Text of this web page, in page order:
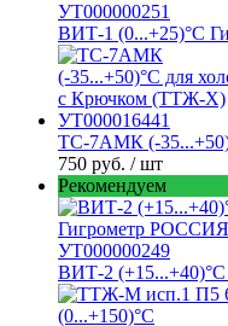
ВИТ-1 (0...+25)°С
ТС-7АМК (-
750 руб. / шт
Рекомендуем
ВИТ-2